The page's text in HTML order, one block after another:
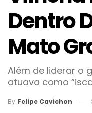
Dentro
Mato
Além de liderar o
atuava como
By Felipe Cavichon